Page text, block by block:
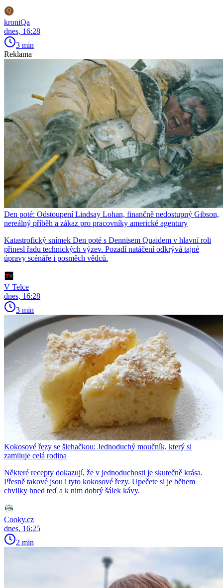
kroniQa
dnes, 16:28
3 min
Reklama
Den poté: Odstoupení Lindsay Lohan, finančně nedostupný Gibson,
nereálný příběh a zákaz pro pracovníky americké agentury
Katastrofický snímek Den poté s Dennisem Quaidem v hlavní roli
přinesl řadu technických výzev. Pozadí natáčení odkrývá tajné
úpravy scénáře i posměch vědců.
V Telce
dnes, 16:28
3 min
Kokosové řezy se šlehačkou: Jednoduchý moučník, který si
zamiluje celá rodina
Některé recepty dokazují, že v jednoduchosti je skutečně krása.
Přesně takové jsou i tyto kokosové řezy. Upečete si je během
chvilky hned teď a k nim dobrý šálek kávy.
Cooky.cz
dnes, 16:25
2 min